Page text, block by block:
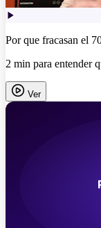
Por que fracasan el
2 min para entender
Ver